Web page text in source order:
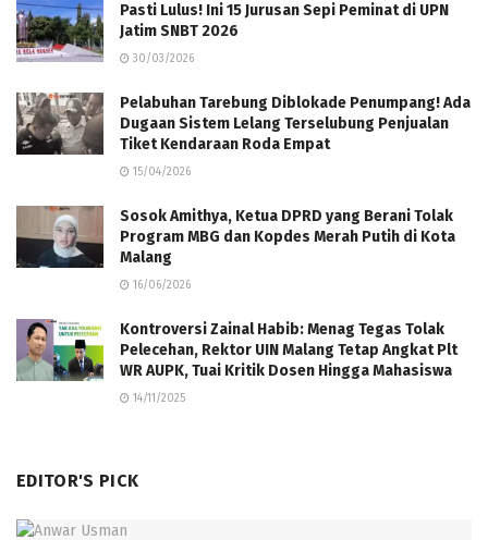
Pasti Lulus! Ini 15 Jurusan Sepi Peminat di UPN
Jatim SNBT 2026
30/03/2026
Pelabuhan Tarebung Diblokade Penumpang! Ada
Dugaan Sistem Lelang Terselubung Penjualan
Tiket Kendaraan Roda Empat
15/04/2026
Sosok Amithya, Ketua DPRD yang Berani Tolak
Program MBG dan Kopdes Merah Putih di Kota
Malang
16/06/2026
Kontroversi Zainal Habib: Menag Tegas Tolak
Pelecehan, Rektor UIN Malang Tetap Angkat Plt
WR AUPK, Tuai Kritik Dosen Hingga Mahasiswa
14/11/2025
EDITOR'S PICK